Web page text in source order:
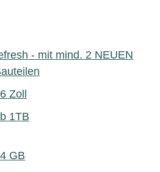
- mit mind. 2 NEUEN
Zoll
1TB
GB